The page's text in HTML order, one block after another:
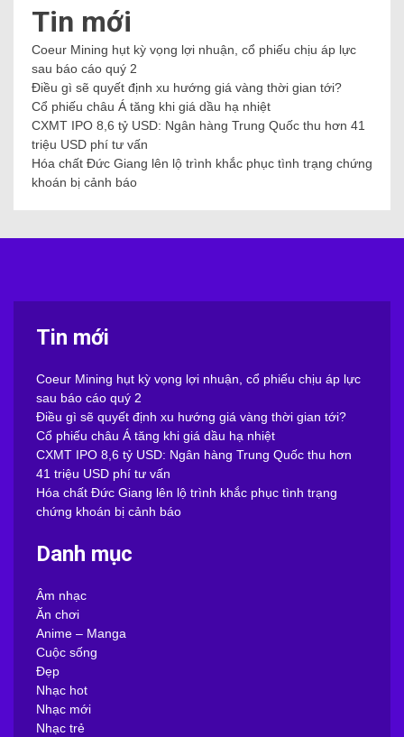
Tin mới
Coeur Mining hụt kỳ vọng lợi nhuận, cổ phiếu chịu áp lực
sau báo cáo quý 2
Điều gì sẽ quyết định xu hướng giá vàng thời gian tới?
Cổ phiếu châu Á tăng khi giá dầu hạ nhiệt
CXMT IPO 8,6 tỷ USD: Ngân hàng Trung Quốc thu hơn 41
triệu USD phí tư vấn
Hóa chất Đức Giang lên lộ trình khắc phục tình trạng chứng
khoán bị cảnh báo
Tin mới
Coeur Mining hụt kỳ vọng lợi nhuận, cổ phiếu chịu áp lực
sau báo cáo quý 2
Điều gì sẽ quyết định xu hướng giá vàng thời gian tới?
Cổ phiếu châu Á tăng khi giá dầu hạ nhiệt
CXMT IPO 8,6 tỷ USD: Ngân hàng Trung Quốc thu hơn
41 triệu USD phí tư vấn
Hóa chất Đức Giang lên lộ trình khắc phục tình trạng
chứng khoán bị cảnh báo
Danh mục
Âm nhạc
Ăn chơi
Anime – Manga
Cuộc sống
Đẹp
Nhạc hot
Nhạc mới
Nhạc trẻ